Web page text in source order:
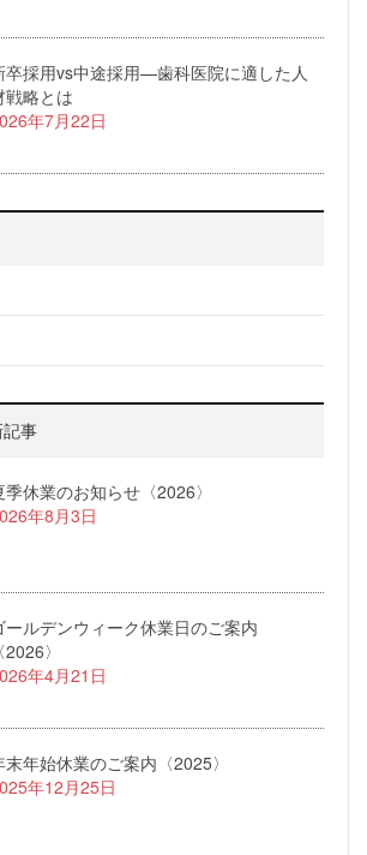
卒採用vs中途採用—歯科医院に適した人
戦略とは
年7月22日
事
季休業のお知らせ〈2026〉
年8月3日
ールデンウィーク休業日のご案内
〈2026〉
年4月21日
末年始休業のご案内〈2025〉
年12月25日